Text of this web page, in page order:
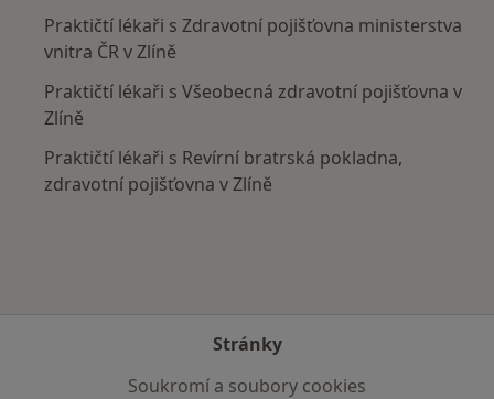
Praktičtí lékaři s Zdravotní pojišťovna ministerstva
vnitra ČR v Zlíně
Praktičtí lékaři s Všeobecná zdravotní pojišťovna v
Zlíně
Praktičtí lékaři s Revírní bratrská pokladna,
zdravotní pojišťovna v Zlíně
Stránky
Soukromí a soubory cookies